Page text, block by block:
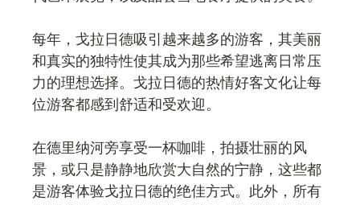
每年，戈拉日德吸引越来越多的游客，其美丽
和真实的独特性使其成为那些希望逃离日常压
力的理想选择。戈拉日德的热情好客文化让每
位游客都感到舒适和受欢迎。
在德里纳河旁享受一杯咖啡，拍摄壮丽的风
景，或只是静静地欣赏大自然的宁静，这些都
是游客体验戈拉日德的绝佳方式。此外，所有